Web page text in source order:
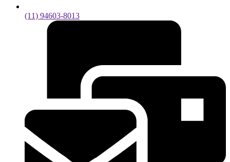
(11) 94603-8013